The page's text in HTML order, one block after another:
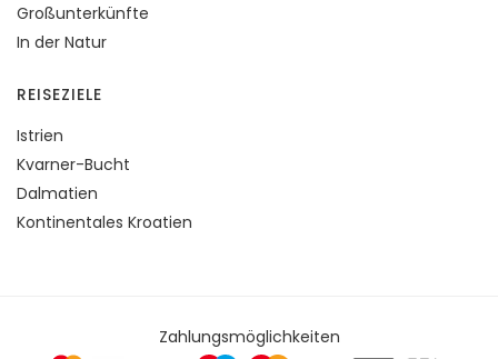
Großunterkünfte
In der Natur
REISEZIELE
Istrien
Kvarner-Bucht
Dalmatien
Kontinentales Kroatien
Zahlungsmöglichkeiten